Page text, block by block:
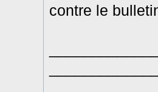
contre le